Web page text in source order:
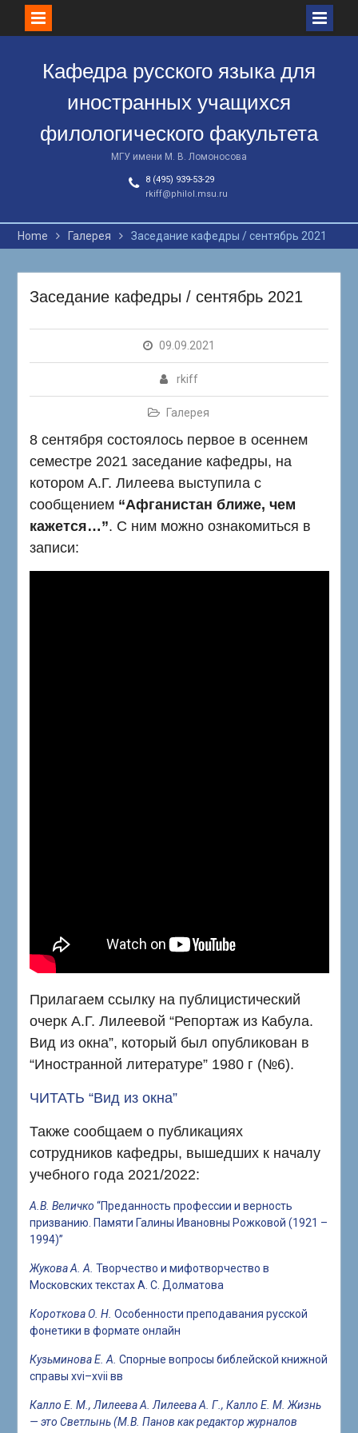
Кафедра русского языка для
иностранных учащихся
филологического факультета
МГУ имени М. В. Ломоносова
8 (495) 939-53-29
rkiff@philol.msu.ru
Home Галерея Заседание кафедры / сентябрь 2021
Заседание кафедры / сентябрь 2021
09.09.2021
rkiff
Галерея
8 сентября состоялось первое в осеннем
семестре 2021 заседание кафедры, на
котором А.Г. Лилеева выступила с
сообщением “Афганистан ближе, чем
кажется…”. С ним можно ознакомиться в
записи:
Прилагаем ссылку на публицистический
очерк А.Г. Лилеевой “Репортаж из Кабула.
Вид из окна”, который был опубликован в
“Иностранной литературе” 1980 г (№6).
ЧИТАТЬ “Вид из окна”
Также сообщаем о публикациях
сотрудников кафедры, вышедших к началу
учебного года 2021/2022:
А.В. Величко “Преданность профессии и верность
призванию. Памяти Галины Ивановны Рожковой (1921 –
1994)”
Жукова А. А. Творчество и мифотворчество в
Московских текстах А. С. Долматова
Короткова О. Н. Особенности преподавания русской
фонетики в формате онлайн
Кузьминова Е. А. Спорные вопросы библейской книжной
справы xvi–xvii вв
Калло Е. М., Лилеева А. Лилеева А. Г., Калло Е. М. Жизнь
— это Светлынь (М.В. Панов как редактор журналов